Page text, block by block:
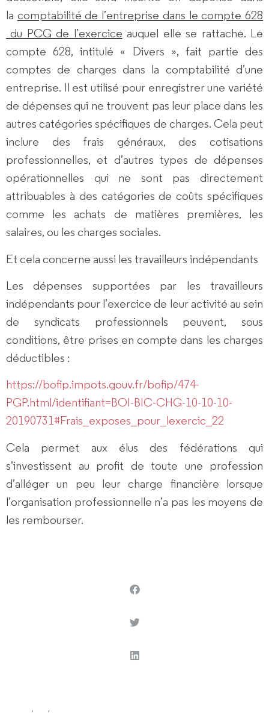
la comptabilité de l’entreprise dans le compte 628
du PCG de l’exercice auquel elle se rattache. Le
compte 628, intitulé « Divers », fait partie des
comptes de charges dans la comptabilité d’une
entreprise. Il est utilisé pour enregistrer une variété
de dépenses qui ne trouvent pas leur place dans les
autres catégories spécifiques de charges. Cela peut
inclure des frais généraux, des cotisations
professionnelles, et d’autres types de dépenses
opérationnelles qui ne sont pas directement
attribuables à des catégories de coûts spécifiques
comme les achats de matières premières, les
salaires, ou les charges sociales.
Et cela concerne aussi les travailleurs indépendants
Les dépenses supportées par les travailleurs
indépendants pour l’exercice de leur activité au sein
de syndicats professionnels peuvent, sous
conditions, être prises en compte dans les charges
déductibles :
https://bofip.impots.gouv.fr/bofip/474-
PGP.html/identifiant=BOI-BIC-CHG-10-10-10-
20190731#Frais_exposes_pour_lexercic_22
Cela permet aux élus des fédérations qui
s’investissent au profit de toute une profession
d’alléger un peu leur charge financière lorsque
l’organisation professionnelle n’a pas les moyens de
les rembourser.